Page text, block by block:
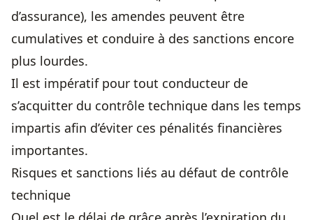
d’assurance), les amendes peuvent être
cumulatives et conduire à des sanctions encore
plus lourdes.
Il est impératif pour tout conducteur de
s’acquitter du contrôle technique dans les temps
impartis afin d’éviter ces pénalités financières
importantes.
Risques et sanctions liés au défaut de contrôle
technique